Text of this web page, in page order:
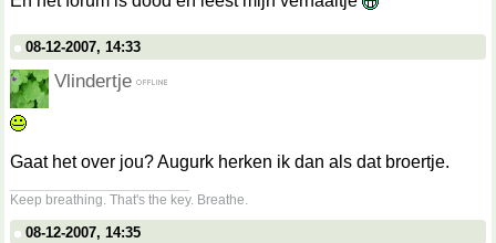
08-12-2007, 14:33
Vlindertje
Gaat het over jou? Augurk herken ik dan als dat broertje.
Keep breathing. That's the key. Breathe.
08-12-2007, 14:35